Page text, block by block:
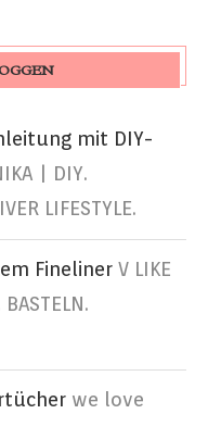
mit DIY-
| DIY.
LIFESTYLE.
Fineliner V LIKE
we love